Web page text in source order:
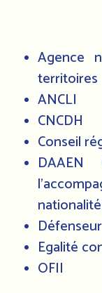
Agence
territoires
ANCLI
CNCDH
Conseil
Egalité
OFII